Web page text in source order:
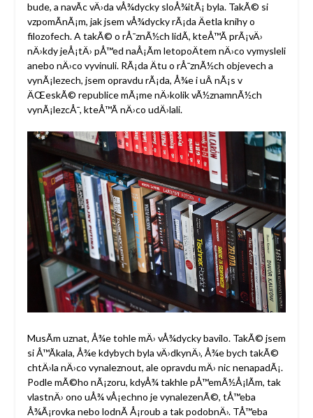
bude, a navÃ­c vÄ›da vÅ¾dycky sloÅ¾itÃ¡ byla. TakÃ© si
vzpomÃ­nÃ¡m, jak jsem vÅ¾dycky rÃ¡da Äetla knihy o
filozofech. A takÃ© o rÅ¯znÃ½ch lidÃ­, kteÅ™Ã­ prÃ¡vÄ›
nÄ›kdy jeÅ¡tÄ› pÅ™ed naÅ¡Ã­m letopoÄtem nÄ›co vymysleli
anebo nÄ›co vyvinuli. RÃ¡da Ätu o rÅ¯znÃ½ch objevech a
vynÃ¡lezech, jsem opravdu rÃ¡da, Å¾e i uÂ nÃ¡s v
ÄŒeskÃ© republice mÃ¡me nÄ›kolik vÃ½znamnÃ½ch
vynÃ¡lezcÅ¯, kteÅ™Ã­ nÄ›co udÄ›lali.
MusÃ­m uznat, Å¾e tohle mÄ› vÅ¾dycky bavilo. TakÃ© jsem
si Å™Ã­kala, Å¾e kdybych byla vÄ›dkynÄ›, Å¾e bych takÃ©
chtÄ›la nÄ›co vynaleznout, ale opravdu mÄ› nic nenapadÃ¡.
Podle mÃ©ho nÃ¡zoru, kdyÅ¾ takhle pÅ™emÃ½Å¡lÃ­m, tak
vlastnÄ› ono uÅ¾ vÅ¡echno je vynalezenÃ©, tÅ™eba
Å¾Ã¡rovka nebo lodnÃ­ Å¡roub a tak podobnÄ›. TÅ™eba